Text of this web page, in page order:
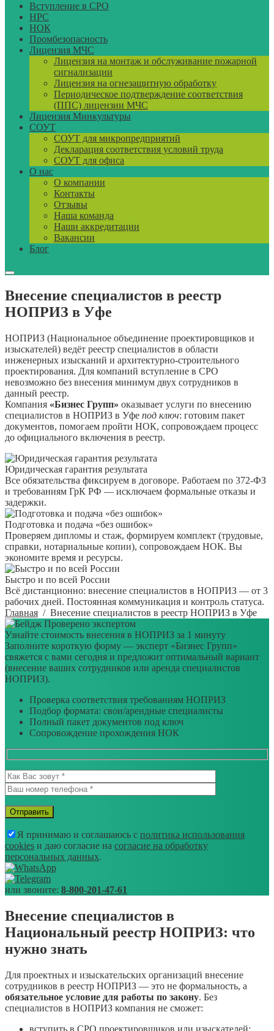
Вступление в СРО
НРС
НОК
Промбезопасность
Лицензия МЧС
Лицензия на монтаж и обслуживание пожарной
сигнализации
Лицензия на огнезащитную обработку
Периодическое подтверждение соответствия
(ППС) лицензии МЧС
Лицензия Минкультуры
СОУТ
СОУТ для микропредприятий
Декларация соответствия условий труда
СОУТ для офиса
О нас
О компании
Контакты
Отзывы
Наша команда
Наши аккредитации
Вакансии
Блог
Внесение специалистов в реестр
НОПРИЗ в Уфе
НОПРИЗ (Национальное объединение проектировщиков и
изыскателей) ведёт реестр специалистов в области
инженерных изысканий и архитектурно-строительного
проектирования. Для компаний вступление в СРО
невозможно без внесения минимум двух сотрудников в
данный реестр.
Компания «Бизнес Групп» оказывает услуги по внесению
специалистов в НОПРИЗ в Уфе под ключ: готовим пакет
документов, помогаем пройти НОК, сопровождаем процесс
до официального включения в реестр.
Юридическая гарантия результата
Все обязательства фиксируем в договоре. Работаем по 372-ФЗ
и требованиям ГрК РФ — исключаем формальные отказы и
задержки.
Подготовка и подача «без ошибок»
Проверяем дипломы и стаж, формируем комплект (трудовые,
справки, нотариальные копии), сопровождаем НОК. Вы
экономите время и ресурсы.
Быстро и по всей России
Всё дистанционно: внесение специалистов в НОПРИЗ — от 3
рабочих дней. Постоянная коммуникация и контроль статуса.
Главная / Внесение специалистов в реестр НОПРИЗ в Уфе
Проверено экспертом
Узнайте стоимость внесения в НОПРИЗ за 1 минуту
Заполните короткую форму — эксперт «Бизнес Групп»
свяжется с вами сегодня и предложит оптимальный вариант
(внесение ваших сотрудников или аренда специалистов
НОПРИЗ).
Проверка соответствия требованиям НОПРИЗ
Подбор формата: свои/арендные специалисты
Полный пакет документов под ключ
Сопровождение прохождения НОК
Я принимаю и соглашаюсь с политика использования
cookies и даю согласие на согласие на обработку
персональных данных.
или звоните: 8-800-201-47-61
Внесение специалистов в
Национальный реестр НОПРИЗ: что
нужно знать
Для проектных и изыскательских организаций внесение
сотрудников в реестр НОПРИЗ — это не формальность, а
обязательное условие для работы по закону. Без
специалистов в НОПРИЗ компания не сможет: